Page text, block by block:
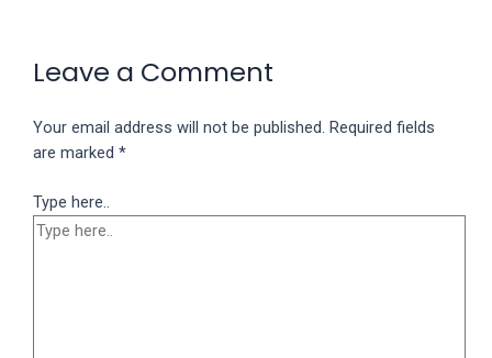
Leave a Comment
Your email address will not be published. Required fields
are marked*
Type here..